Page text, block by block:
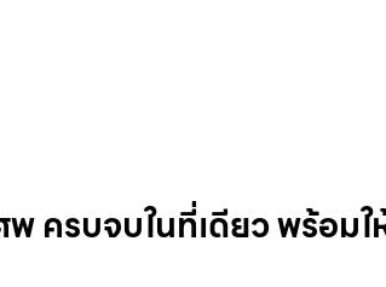
ครบจบในที่เดียว พร้อมใ